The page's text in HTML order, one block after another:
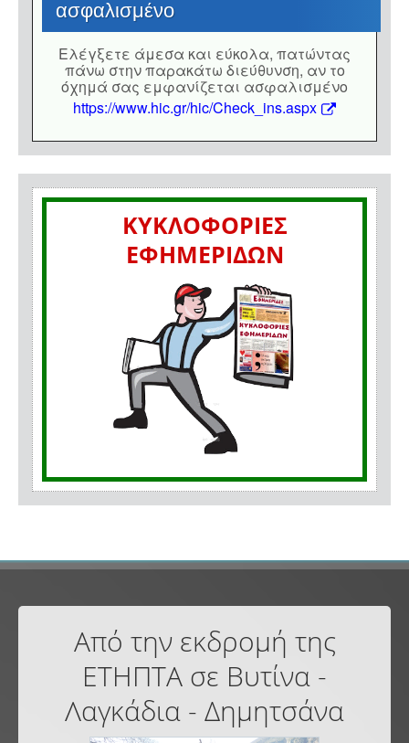
ασφαλισμένο
Eλέγξετε άμεσα και εύκολα, πατώντας
πάνω στην παρακάτω διεύθυνση, αν το
όχημά σας εμφανίζεται ασφαλισμένο
https://www.hic.gr/hic/Check_ins.aspx
ΚΥΚΛΟΦΟΡΙΕΣ
ΕΦΗΜΕΡΙΔΩΝ
Από την εκδρομή της
ΕΤΗΠΤΑ σε Βυτίνα -
Λαγκάδια - Δημητσάνα